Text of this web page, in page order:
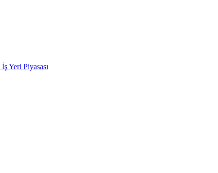
İş Yeri Piyasası